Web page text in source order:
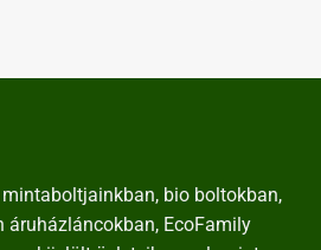
bio boltokban,
áruházláncokban, EcoFamily